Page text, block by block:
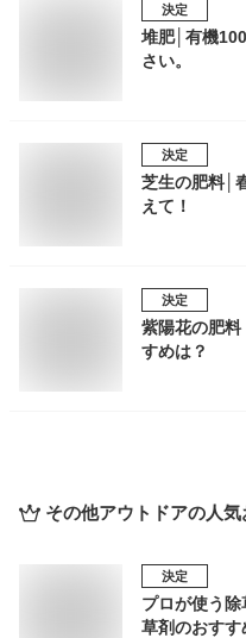
決定
堆肥│有機
さい。
決定
芝生の肥料│
えて！
決定
紫陽花の肥
すめは？
その他アウトドアの人気
決定
プロが使う
草剤のおすす